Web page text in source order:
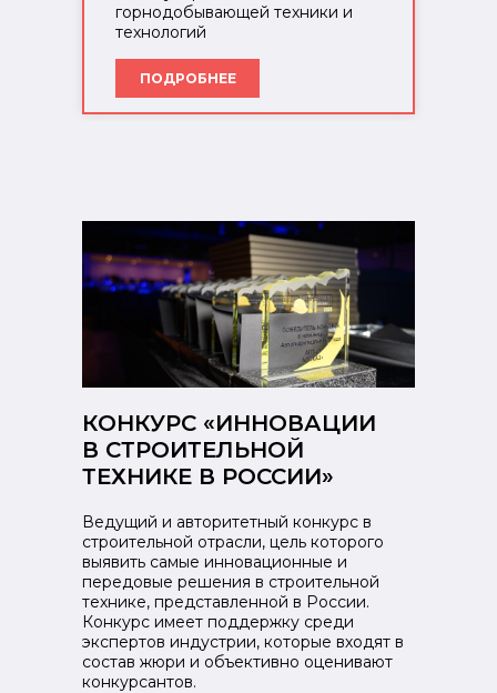
горнодобывающей техники и
технологий
ПОДРОБНЕЕ
Ведущий и авторитетный конкурс в
строительной отрасли, цель которого
выявить самые инновационные и
передовые решения в строительной
технике, представленной в России.
Конкурс имеет поддержку среди
экспертов индустрии, которые входят в
состав жюри и объективно оценивают
конкурсантов.
КОНКУРС «ИННОВАЦИИ
В СТРОИТЕЛЬНОЙ
ТЕХНИКЕ В РОССИИ»